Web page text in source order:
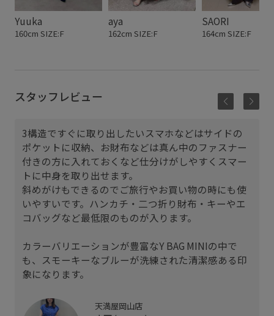
Yuuka
160cm SIZE:F
aya
162cm SIZE:F
SAORI
164cm SIZE:F
スタッフレビュー
3構造ですぐに取り出したいスマホなどはサイドの
ポケットに収納、お財布などは真ん中のファスナー
付きの方に入れておくなど仕分けがしやすくスマー
トに中身を取り出せます。
斜めがけもできるのでご旅行やお買い物の時にも使
いやすいです。ハンカチ・二つ折り財布・キーやエ
コバッグなど最低限のものが入ります。
カラーバリエーションが豊富なY BAG MINIの中で
も、スモーキーなブルーが洗練された清潔感ある印
象になります。
天満屋岡山店